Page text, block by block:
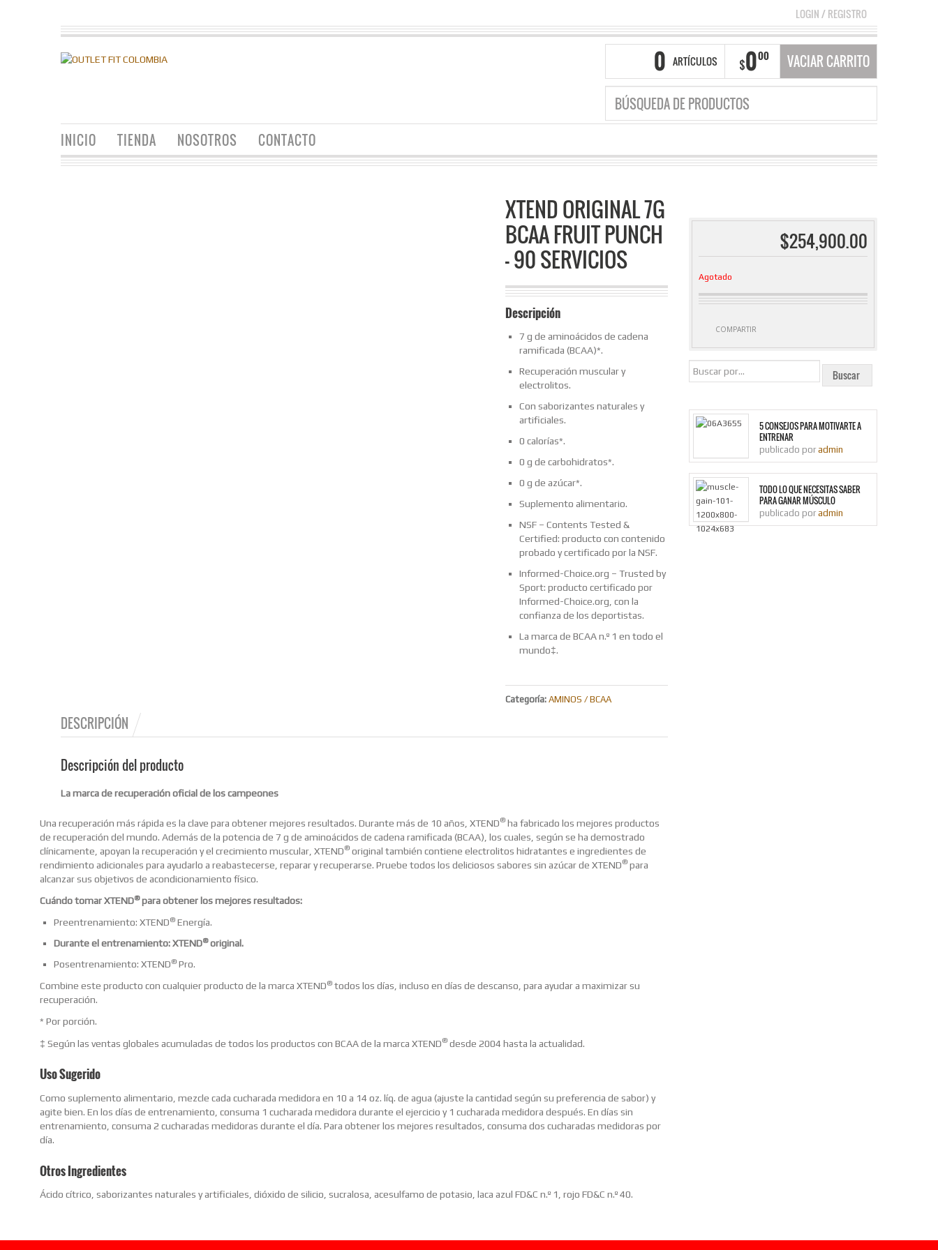
LOGIN/REGISTRO
0 ARTÍCULOS $000 VACIAR CARRITO
INICIO TIENDA NOSOTROS CONTACTO
XTEND ORIGINAL 7G
BCAA FRUIT PUNCH
– 90 SERVICIOS
Descripción
7 g de aminoácidos de cadena
ramificada (BCAA)*.
Recuperación muscular y
electrolitos.
Con saborizantes naturales y
artificiales.
0 calorías*.
0 g de carbohidratos*.
0 g de azúcar*.
Suplemento alimentario.
NSF – Contents Tested &
Certified: producto con contenido
probado y certificado por la NSF.
Informed-Choice.org – Trusted by
Sport: producto certificado por
Informed-Choice.org, con la
confianza de los deportistas.
La marca de BCAA n.º 1 en todo el
mundo‡.
Categoría: AMINOS / BCAA
DESCRIPCIÓN
Descripción del producto
La marca de recuperación oficial de los campeones
Una recuperación más rápida es la clave para obtener mejores resultados. Durante más de 10 años, XTEND® ha fabricado los mejores productos
de recuperación del mundo. Además de la potencia de 7 g de aminoácidos de cadena ramificada (BCAA), los cuales, según se ha demostrado
clínicamente, apoyan la recuperación y el crecimiento muscular, XTEND® original también contiene electrolitos hidratantes e ingredientes de
rendimiento adicionales para ayudarlo a reabastecerse, reparar y recuperarse. Pruebe todos los deliciosos sabores sin azúcar de XTEND® para
alcanzar sus objetivos de acondicionamiento físico.
Cuándo tomar XTEND®para obtener los mejores resultados:
Preentrenamiento: XTEND® Energía.
Durante el entrenamiento: XTEND®original.
Posentrenamiento: XTEND® Pro.
Combine este producto con cualquier producto de la marca XTEND® todos los días, incluso en días de descanso, para ayudar a maximizar su
recuperación.
* Por porción.
‡ Según las ventas globales acumuladas de todos los productos con BCAA de la marca XTEND® desde 2004 hasta la actualidad.
Uso Sugerido
Como suplemento alimentario, mezcle cada cucharada medidora en 10 a 14 oz. líq. de agua (ajuste la cantidad según su preferencia de sabor) y
agite bien. En los días de entrenamiento, consuma 1 cucharada medidora durante el ejercicio y 1 cucharada medidora después. En días sin
entrenamiento, consuma 2 cucharadas medidoras durante el día. Para obtener los mejores resultados, consuma dos cucharadas medidoras por
día.
Otros Ingredientes
Ácido cítrico, saborizantes naturales y artificiales, dióxido de silicio, sucralosa, acesulfamo de potasio, laca azul FD&C n.º 1, rojo FD&C n.º 40.
$254,900.00
Agotado
COMPARTIR
5 CONSEJOS PARA MOTIVARTE A
ENTRENAR
publicado por admin
TODO LO QUE NECESITAS SABER
PARA GANAR MÚSCULO
publicado por admin